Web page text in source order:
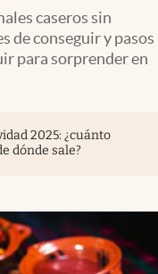
caseros sin
de conseguir y pasos
para sorprender en
2025: ¿cuánto
dónde sale?